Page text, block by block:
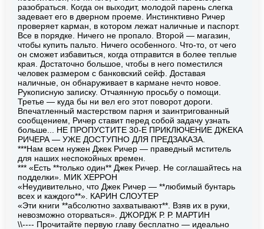
разобраться. Когда он выходит, молодой парень слегка
задевает его в дверном проеме. Инстинктивно Ричер
проверяет карман, в котором лежат наличные и паспорт.
Все в порядке. Ничего не пропало. Второй — магазин,
чтобы купить пальто. Ничего особенного. Что-то, от чего
он сможет избавиться, когда отправится в более теплые
края. Достаточно большое, чтобы в него поместился
человек размером с банковский сейф. Доставая
наличные, он обнаруживает в кармане нечто новое.
Рукописную записку. Отчаянную просьбу о помощи.
Третье — куда бы ни вел его этот поворот дороги.
Впечатленный мастерством парня и заинтригованный
сообщением, Ричер ставит перед собой задачу узнать
больше... НЕ ПРОПУСТИТЕ 30-Е ПРИКЛЮЧЕНИЕ ДЖЕКА
РИЧЕРА — УЖЕ ДОСТУПНО ДЛЯ ПРЕДЗАКАЗА.
***Нам всем нужен Джек Ричер — праведный мститель
для наших неспокойных времен.
*** «Есть **только один** Джек Ричер. Не соглашайтесь на
подделки». МИК ХЕРРОН
«Неудивительно, что Джек Ричер — **любимый бунтарь
всех и каждого**». КАРИН СЛОУТЕР
«Эти книги **абсолютно захватывают**. Взяв их в руки,
невозможно оторваться». ДЖОРДЖ Р. Р. МАРТИН
\\---- Прочитайте первую главу бесплатно — идеально